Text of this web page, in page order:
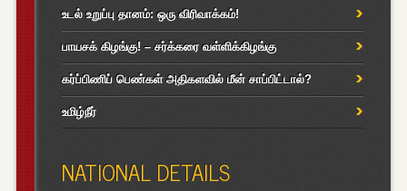
உடல் உறுப்பு தானம்: ஒரு விரிவாக்கம்!
பாயசக் கிழங்கு! – சர்க்கரை வள்ளிக்கிழங்கு
கர்ப்பிணிப் பெண்கள் அதிகளவில் மீன் சாப்பிட்டால்?
உமிழ்நீர்
NATIONAL DETAILS